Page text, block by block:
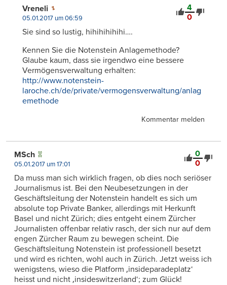
4
0
Vreneli
05.01.2017 um 06:59
Sie sind so lustig, hihihihihihi….
Kennen Sie die Notenstein Anlagemethode?
Glaube kaum, dass sie irgendwo eine bessere
Vermögensverwaltung erhalten:
http://www.notenstein-
laroche.ch/de/private/vermogensverwaltung/anlag
emethode
Kommentar melden
0
0
MSch
05.01.2017 um 17:01
Da muss man sich wirklich fragen, ob dies noch seriöser
Journalismus ist. Bei den Neubesetzungen in der
Geschäftsleitung der Notenstein handelt es sich um
absolute top Private Banker, allerdings mit Herkunft
Basel und nicht Zürich; dies entgeht einem Zürcher
Journalisten offenbar relativ rasch, der sich nur auf dem
engen Zürcher Raum zu bewegen scheint. Die
Geschäftsleitung Notenstein ist professionell besetzt
und wird es richten, wohl auch in Zürich. Jetzt weiss ich
wenigstens, wieso die Platform ‚insideparadeplatz‘
heisst und nicht ‚insideswitzerland‘; zum Glück!